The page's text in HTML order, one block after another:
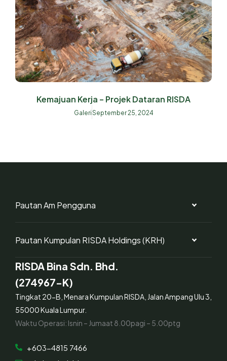
Kemajuan Kerja – Projek Dataran RISDA
GaleriSeptember 25, 2024
Pautan Am Pengguna
Pautan Kumpulan RISDA Holdings (KRH)
RISDA Bina Sdn. Bhd.
(274967-K)
Tingkat 20-B, Menara Kumpulan RISDA, Jalan Ampang Ulu 3,
55000 Kuala Lumpur.
Waktu Operasi: Isnin – Jumaat 8.00pagi – 5.00ptg
+603-4815 7466